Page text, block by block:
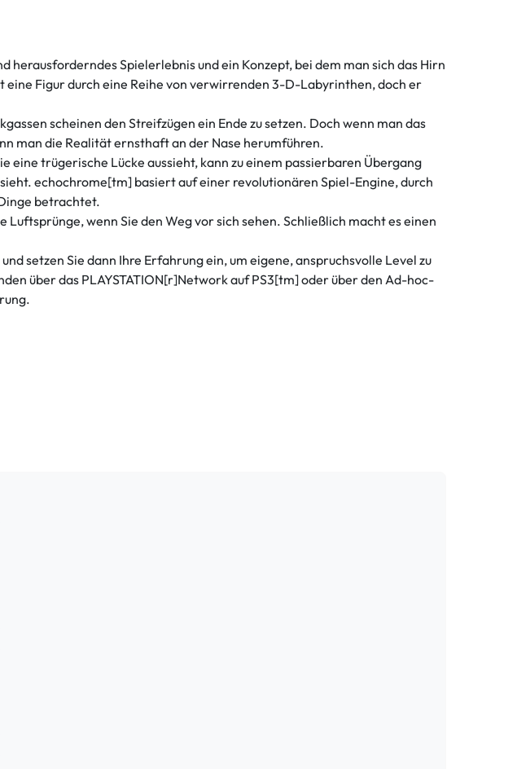
Spielerlebnis und ein Konzept, bei dem man sich das Hirn
Figur durch eine Reihe von verwirrenden 3-D-Labyrinthen, doch er
scheinen den Streifzügen ein Ende zu setzen. Doch wenn man das
man die Realität ernsthaft an der Nase herumführen.
eine trügerische Lücke aussieht, kann zu einem passierbaren Übergang
echochrome[tm] basiert auf einer revolutionären Spiel-Engine, durch
betrachtet.
wenn Sie den Weg vor sich sehen. Schließlich macht es einen
setzen Sie dann Ihre Erfahrung ein, um eigene, anspruchsvolle Level zu
über das PLAYSTATION[r]Network auf PS3[tm] oder über den Ad-hoc-